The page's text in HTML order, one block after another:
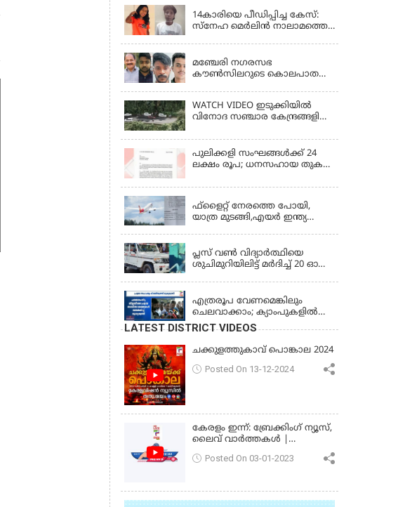
14കാരിയെ പീഡിപ്പിച്ച കേസ്:
സ്നേഹ മെർലിൻ നാലാമത്തെ
മഞ്ചേരി നഗരസഭ
കൗൺസിലറുടെ കൊലപാതകം:
WATCH VIDEO ഇടുക്കിയിൽ
വിനോദ സഞ്ചാര കേന്ദ്രങ്ങളിലെ
പുലിക്കളി സംഘങ്ങള്‍ക്ക് 24
ലക്ഷം രൂപ; ധനസഹായ തുക
ഫ്ളൈറ്റ് നേരത്തെ പോയി,
യാത്ര മുടങ്ങി,എയർ ഇന്ത്യ
പ്ലസ് വൺ വിദ്യാർത്ഥിയെ
ശുചിമുറിയിലിട്ട് മർദിച്ച് 20 ഓളം
എത്രരൂപ വേണമെങ്കിലും
ചെലവാക്കാം; ക്യാംപുകളില്‍
കുറവൊന്നുമുണ്ടാകില്ല;'കാർഷികമേഖലയിലെ
നഷ്ടം പ്രത്യേകം പരിഗണിക്കും,
സഹായം പ്രഖ്യാപിക്കും;'സ്ഥിരം
ദുരന്തനിവാരണ സംവിധാനം
നടപ്പാക്കും, ആദ്യ പദ്ധതി
LATEST DISTRICT VIDEOS
ചക്കുളത്തുകാവ് പൊങ്കാല 2024
Posted On 13-12-2024
കേരളം ഇന്ന്: ബ്രേക്കിംഗ് ന്യൂസ്,
ലൈവ് വാർത്തകൾ |
Posted On 03-01-2023